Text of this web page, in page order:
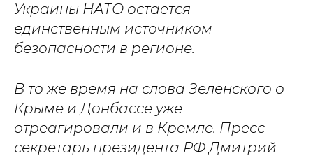
Украины НАТО остается
единственным источником
безопасности в регионе.
В то же время на слова Зеленского о
Крыме и Донбассе уже
отреагировали и в Кремле. Пресс-
секретарь президента РФ Дмитрий